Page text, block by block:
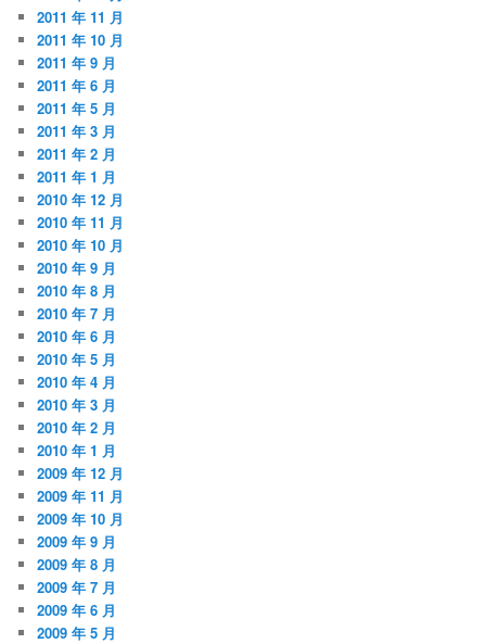
2011 年 11 月
2011 年 10 月
2011 年 9 月
2011 年 6 月
2011 年 5 月
2011 年 3 月
2011 年 2 月
2011 年 1 月
2010 年 12 月
2010 年 11 月
2010 年 10 月
2010 年 9 月
2010 年 8 月
2010 年 7 月
2010 年 6 月
2010 年 5 月
2010 年 4 月
2010 年 3 月
2010 年 2 月
2010 年 1 月
2009 年 12 月
2009 年 11 月
2009 年 10 月
2009 年 9 月
2009 年 8 月
2009 年 7 月
2009 年 6 月
2009 年 5 月